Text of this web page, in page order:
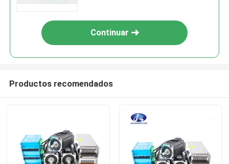
Continuar
Productos recomendados